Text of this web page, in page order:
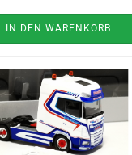
IN DEN WARENKORB